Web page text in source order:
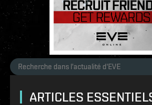
ARTICLES